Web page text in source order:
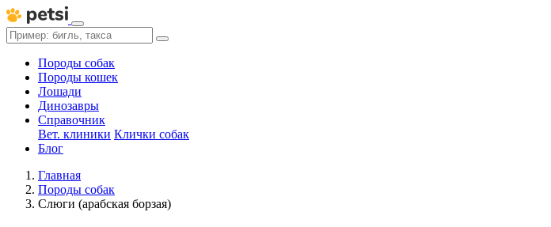
Породы собак
Породы кошек
Лошади
Динозавры
Справочник
Вет. клиники Клички собак
Блог
Главная
Породы собак
Слюги (арабская борзая)